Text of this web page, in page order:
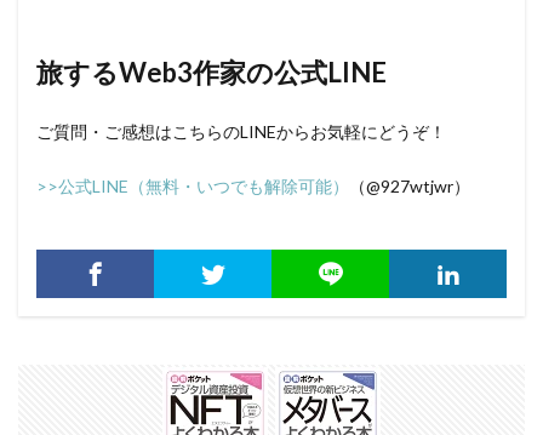
旅するWeb3作家の公式LINE
ご質問・ご感想はこちらのLINEからお気軽にどうぞ！
>>公式LINE（無料・いつでも解除可能） （@927wtjwr）